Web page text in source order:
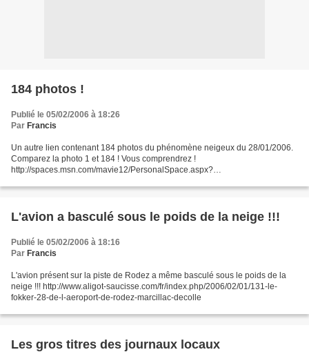
184 photos !
Publié le 05/02/2006 à 18:26
Par Francis
Un autre lien contenant 184 photos du phénomène neigeux du 28/01/2006.
Comparez la photo 1 et 184 ! Vous comprendrez !
http://spaces.msn.com/mavie12/PersonalSpace.aspx?
HMuUGhvdG9BbGJ1bS5GdWx...
L'avion a basculé sous le poids de la neige !!!
Publié le 05/02/2006 à 18:16
Par Francis
L'avion présent sur la piste de Rodez a même basculé sous le poids de la
neige !!! http://www.aligot-saucisse.com/fr/index.php/2006/02/01/131-le-
fokker-28-de-l-aeroport-de-rodez-marcillac-decolle
Les gros titres des journaux locaux